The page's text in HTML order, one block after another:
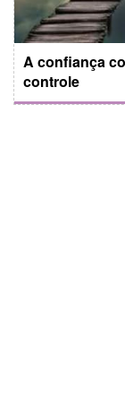
A confiança
controle